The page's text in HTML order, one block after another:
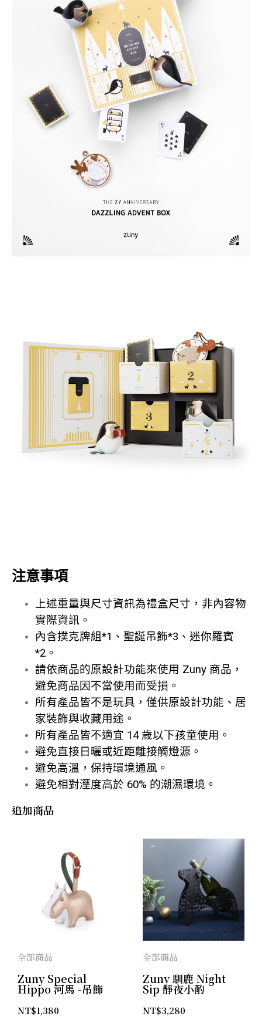
注意事項
上述重量與尺寸資訊為禮盒尺寸，非內容物
實際資訊。
內含撲克牌組*1、聖誕吊飾*3、迷你羅賓
*2。
請依商品的原設計功能來使用 Zuny 商品，
避免商品因不當使用而受損。
所有產品皆不是玩具，僅供原設計功能、居
家裝飾與收藏用途。
所有產品皆不適宜 14 歲以下孩童使用。
避免直接日曬或近距離接觸燈源。
避免高溫，保持環境通風。
避免相對溼度高於 60% 的潮濕環境。
追加商品
全部商品
Zuny Special
Hippo 河馬 -吊飾
NT$1,380
全部商品
Zuny 馴鹿 Night
Sip 靜夜小酌
NT$3,280